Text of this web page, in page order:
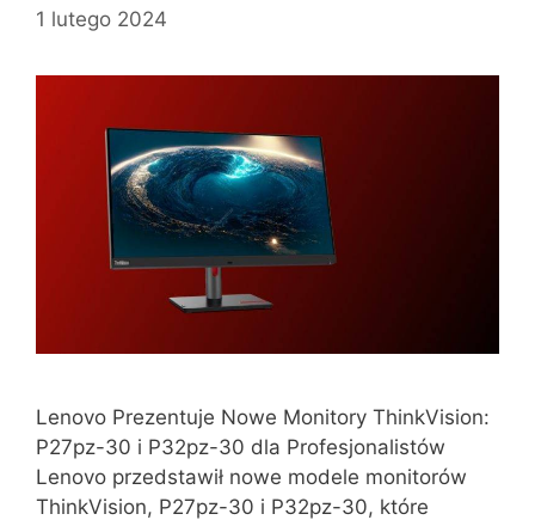
1 lutego 2024
Lenovo Prezentuje Nowe Monitory ThinkVision:
P27pz-30 i P32pz-30 dla Profesjonalistów
Lenovo przedstawił nowe modele monitorów
ThinkVision, P27pz-30 i P32pz-30, które